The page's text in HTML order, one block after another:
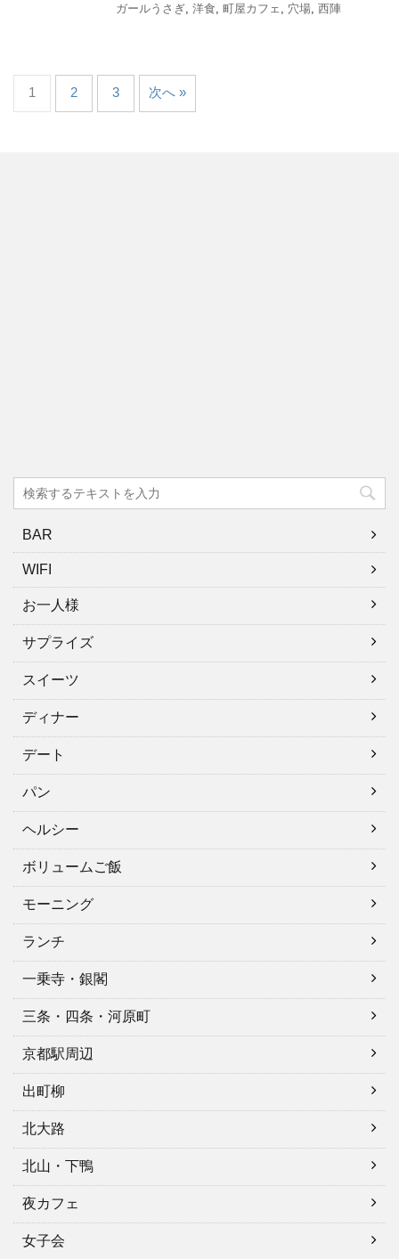
ガールうさぎ, 洋食, 町屋カフェ , 穴場, 西陣
1 2 3 次へ »
BAR
WIFI
お一人様
サプライズ
スイーツ
ディナー
デート
パン
ヘルシー
ボリュームご飯
モーニング
ランチ
一乗寺・銀閣
三条・四条・河原町
京都駅周辺
出町柳
北大路
北山・下鴨
夜カフェ
女子会